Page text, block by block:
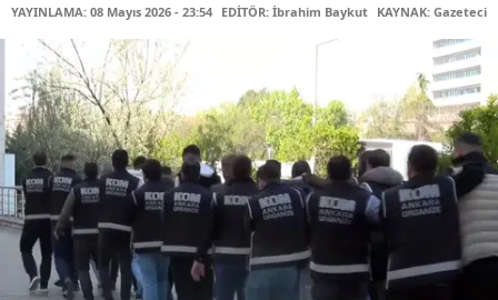
YAYINLAMA: 08 Mayıs 2026 - 23:54 EDİTÖR: İbrahim Baykut KAYNAK: Gazetecin